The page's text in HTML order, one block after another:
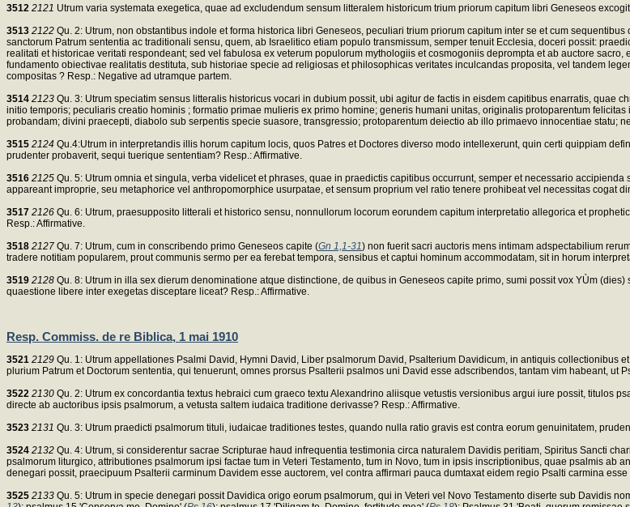
3512 2121 Utrum varia systemata exegetica, quae ad excludendum sensum litteralem historicum trium priorum capitum libri Geneseos
3513 2122 Qu. 2: Utrum, non obstantibus indole et forma historica libri Geneseos, peculiari trium priorum capitum inter se et cum
sanctorum Patrum sententia ac traditionali sensu, quem, ab Israelitico etiam populo transmissum, semper tenuit Ecclesia, doceri possit:
realitati et historicae veritati respondeant; sed vel fabulosa ex veterum populorum mythologiis et cosmogoniis deprompta et ab auctore
fundamento obiectivae realitatis destituta, sub historiae specie ad religiosas et philosophicas veritates inculcandas proposita, vel tandem
compositas ? Resp.: Negative ad utramque partem.
3514 2123 Qu. 3: Utrum speciatim sensus litteralis historicus vocari in dubium possit, ubi agitur de factis in eisdem capitibus enarratis, quae
initio temporis; peculiaris creatio hominis ; formatio primae mulieris ex primo homine; generis humani unitas, originalis protoparentum
probandam; divini praecepti, diabolo sub serpentis specie suasore, transgressio; protoparentum deiectio ab illo primaevo innocentiae statu;
3515 2124 Qu.4:Utrum in interpretandis illis horum capitum locis, quos Patres et Doctores diverso modo intellexerunt, quin certi quippiam
prudenter probaverit, sequi tuerique sententiam? Resp.: Affirmative.
3516 2125 Qu. 5: Utrum omnia et singula, verba videlicet et phrases, quae in praedictis capitibus occurrunt, semper et necessario
appareant improprie, seu metaphorice vel anthropomorphice usurpatae, et sensum proprium vel ratio tenere prohibeat vel necessitas cogat
3517 2126 Qu. 6: Utrum, praesupposito litterali et historico sensu, nonnullorum locorum eorundem capitum interpretatio allegorica et
Resp.: Affirmative.
3518 2127 Qu. 7: Utrum, cum in conscribendo primo Geneseos capite (Gn 1,1-31) non fuerit sacri auctoris mens intimam adspectabilium
tradere notitiam popularem, prout communis sermo per ea ferebat tempora, sensibus et captui hominum accommodatam, sit in horum
3519 2128 Qu. 8: Utrum in illa sex dierum denominatione atque distinctione, de quibus in Geneseos capite primo, sumi possit vox YÙm
quaestione libere inter exegetas disceptare liceat? Resp.: Affirmative.
Resp. Commiss. de re Biblica, 1 mai 1910
3521 2129 Qu. 1: Utrum appellationes Psalmi David, Hymni David, Liber psalmorum David, Psalterium Davidicum, in antiquis collectionibus
plurium Patrum et Doctorum sententia, qui tenuerunt, omnes prorsus Psalterii psalmos uni David esse adscribendos, tantam vim habeant, ut
3522 2130 Qu. 2: Utrum ex concordantia textus hebraici cum graeco textu Alexandrino aliisque vetustis versionibus argui iure possit, titulos
directe ab auctoribus ipsis psalmorum, a vetusta saltem iudaica traditione derivasse? Resp.: Affirmative.
3523 2131 Qu. 3: Utrum praedicti psalmorum tituli, iudaicae traditiones testes, quando nulla ratio gravis est contra eorum genuinitatem,
3524 2132 Qu. 4: Utrum, si considerentur sacrae Scripturae haud infrequentia testimonia circa naturalem Davidis peritiam, Spiritus Sancti
psalmorum liturgico, attributiones psalmorum ipsi factae tum in Veteri Testamento, tum in Novo, tum in ipsis inscriptionibus, quae psalmis
denegari possit, praecipuum Psalterii carminum Davidem esse auctorem, vel contra affirmari pauca dumtaxat eidem regio Psalti carmina
3525 2133 Qu. 5: Utrum in specie denegari possit Davidica origo eorum psalmorum, qui in Veteri vel Novo Testamento diserte sub Davidis